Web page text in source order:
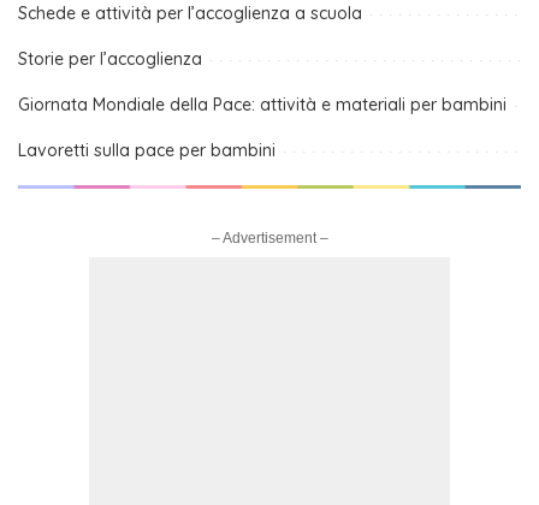
Schede e attività per l’accoglienza a scuola
Storie per l’accoglienza
Giornata Mondiale della Pace: attività e materiali per bambini
Lavoretti sulla pace per bambini
– Advertisement –